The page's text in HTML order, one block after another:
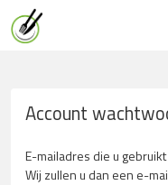
Account
E-mailadres die u
Wij zullen u dan een e-